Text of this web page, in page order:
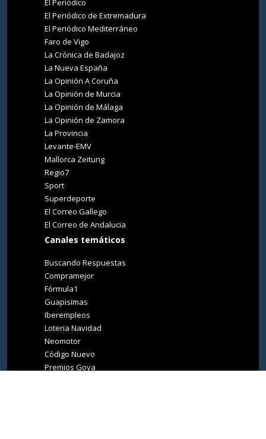
El Periódico
El Periódico de Extremadura
El Periódico Mediterráneo
Faro de Vigo
La Crónica de Badajoz
La Nueva España
La Opinión A Coruña
La Opinión de Murcia
La Opinión de Málaga
La Opinión de Zamora
La Provincia
Levante-EMV
Mallorca Zeitung
Regio7
Sport
Superdeporte
El Correo Gallego
El Correo de Andalucia
Canales temáticos
Buscando Respuestas
Compramejor
Fórmula1
Guapisimas
Iberempleos
Loteria Navidad
Neomotor
Código Nuevo
Premios Goya